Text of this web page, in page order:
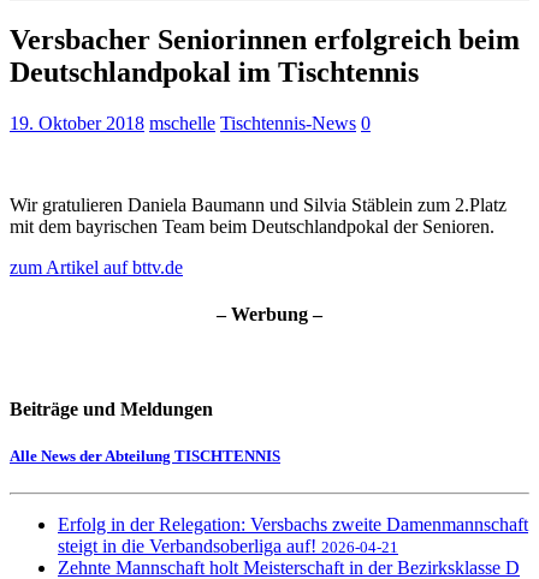
Versbacher Seniorinnen erfolgreich beim
Deutschlandpokal im Tischtennis
19. Oktober 2018 mschelle Tischtennis-News 0
Wir gratulieren Daniela Baumann und Silvia Stäblein zum 2.Platz
mit dem bayrischen Team beim Deutschlandpokal der Senioren.
zum Artikel auf bttv.de
– Werbung –
Beiträge und Meldungen
Alle News der Abteilung TISCHTENNIS
Erfolg in der Relegation: Versbachs zweite Damenmannschaft
steigt in die Verbandsoberliga auf! 2026-04-21
Zehnte Mannschaft holt Meisterschaft in der Bezirksklasse D